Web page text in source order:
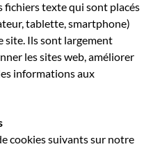
fichiers texte qui sont placés
tablette, smartphone)
site. Ils sont largement
les sites web, améliorer
informations aux
cookies suivants sur notre